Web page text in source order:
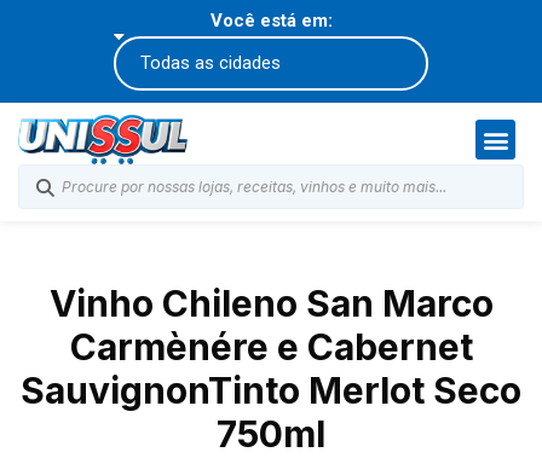
Você está em:
Vinho Chileno San Marco
Carmènére e Cabernet
SauvignonTinto Merlot Seco
750ml